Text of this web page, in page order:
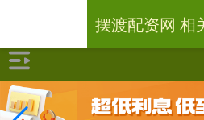
摆渡配资网 相